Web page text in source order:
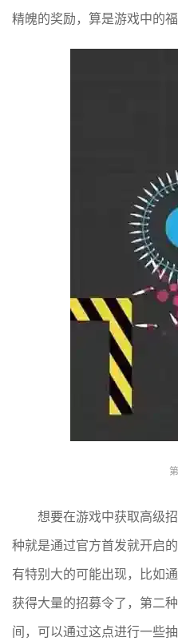
精魄的奖励，算是游戏中的福
想要在游戏中获取高级
种就是通过官方首发就开启
有特别大的可能出现，比如
获得大量的招募令了，第二
间，可以通过这点进行一些